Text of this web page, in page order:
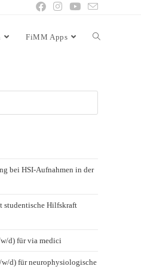
FiMM Apps
bei HSI-Aufnahmen in der
studentische Hilfskraft
d) für via medici
d) für neurophysiologische